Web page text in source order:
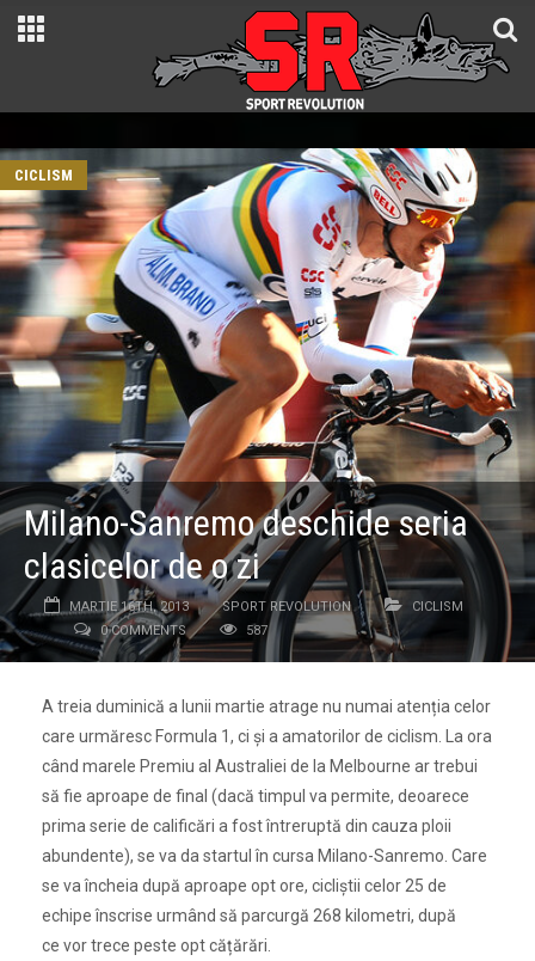
CICLISM
Milano-Sanremo deschide seria
clasicelor de o zi
MARTIE 16TH, 2013 SPORT REVOLUTION
CICLISM
0 COMMENTS
587
A treia duminică a lunii martie atrage nu numai atenția celor
care urmăresc Formula 1, ci și a amatorilor de ciclism. La ora
când marele Premiu al Australiei de la Melbourne ar trebui
să fie aproape de final (dacă timpul va permite, deoarece
prima serie de calificări a fost întreruptă din cauza ploii
abundente), se va da startul în cursa Milano-Sanremo. Care
se va încheia după aproape opt ore, cicliștii celor 25 de
echipe înscrise urmând să parcurgă 268 kilometri, după
ce vor trece peste opt cățărări.